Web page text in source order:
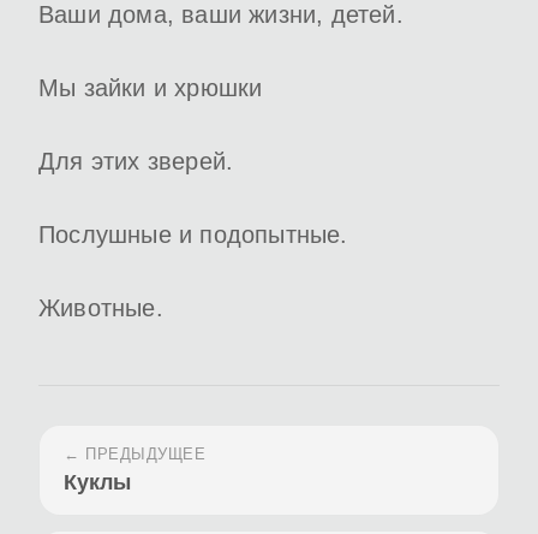
Ваши дома, ваши жизни, детей.
Мы зайки и хрюшки
Для этих зверей.
Послушные и подопытные.
Животные.
← ПРЕДЫДУЩЕЕ
Куклы